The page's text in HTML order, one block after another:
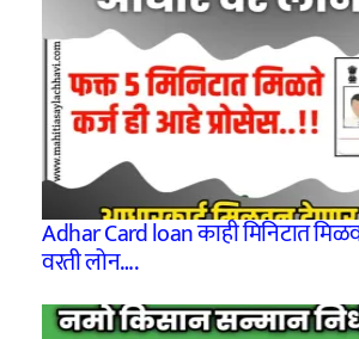
Adhar Card loan काही मिनिटात
वरती लोन….